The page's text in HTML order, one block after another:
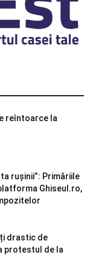
reîntoarce la
rușinii”: Primăriile
Ghiseul.ro,
drastic de
protestul de la